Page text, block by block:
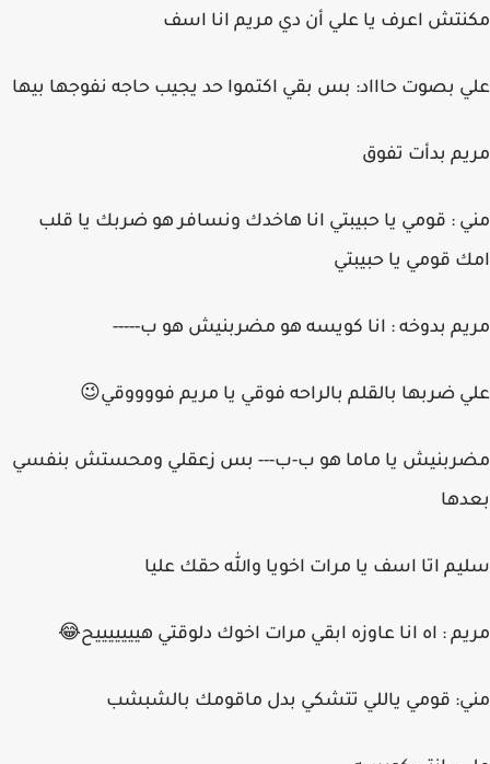
مكنتش اعرف يا علي أن دي مريم انا اسف
علي بصوت حاااد: بس بقي اكتموا حد يجيب حاجه نفوجها بيها
مريم بدأت تفوق
مني : قومي يا حبيبتي انا هاخدك ونسافر هو ضربك يا قلب
امك قومي يا حبيبتي
مريم بدوخه : انا كويسه هو مضربنيش هو ب-----
علي ضربها بالقلم بالراحه فوقي يا مريم فووووقي😉
مضربنيش يا ماما هو ب-ب--- بس زعقلي ومحستش بنفسي
بعدها
سليم اتا اسف يا مرات اخويا والله حقك عليا
مريم : اه انا عاوزه ابقي مرات اخوك دلوقتي هيييييييح😂
مني: قومي ياللي تتشكي بدل ماقومك بالشبشب